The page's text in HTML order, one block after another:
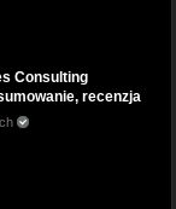
Consulting
recenzja